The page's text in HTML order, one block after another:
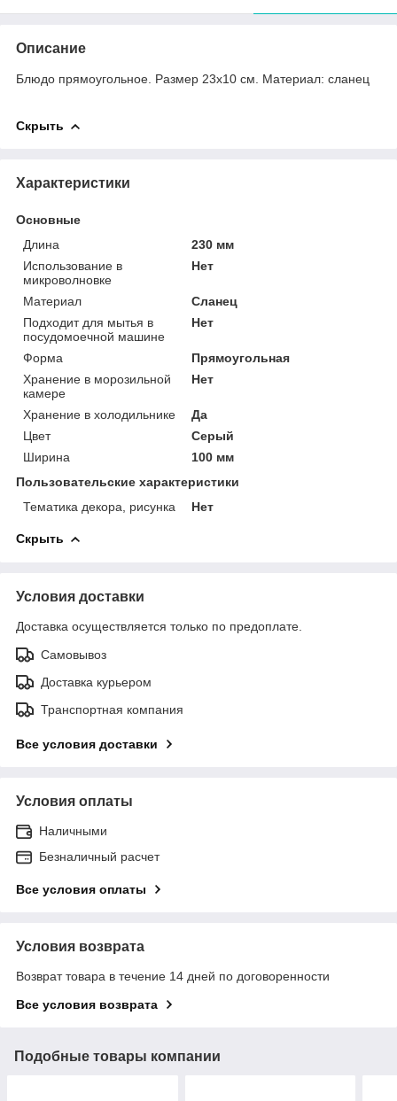
Описание
Блюдо прямоугольное. Размер 23х10 см. Материал: сланец
Скрыть
Характеристики
Основные
Длина
230 мм
Использование в
микроволновке
Нет
Материал
Сланец
Подходит для мытья в
посудомоечной машине
Нет
Форма
Прямоугольная
Хранение в морозильной
камере
Нет
Хранение в холодильнике
Да
Цвет
Серый
Ширина
100 мм
Пользовательские характеристики
Тематика декора, рисунка
Нет
Скрыть
Условия доставки
Доставка осуществляется только по предоплате.
Самовывоз
Доставка курьером
Транспортная компания
Все условия доставки
Условия оплаты
Наличными
Безналичный расчет
Все условия оплаты
Условия возврата
Возврат товара в течение 14 дней по договоренности
Все условия возврата
Подобные товары компании